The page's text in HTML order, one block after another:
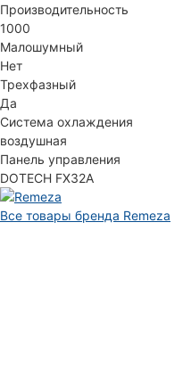
Производительность
1000
Малошумный
Нет
Трехфазный
Да
Система охлаждения
воздушная
Панель управления
DOTECH FX32A
Все товары бренда Remeza